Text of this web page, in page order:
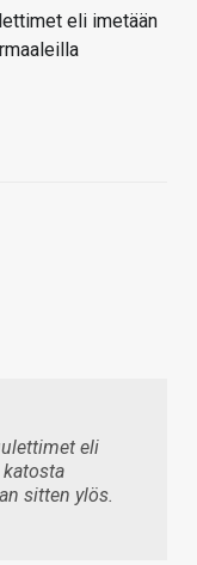
eli imetään
eli
sitten ylös.